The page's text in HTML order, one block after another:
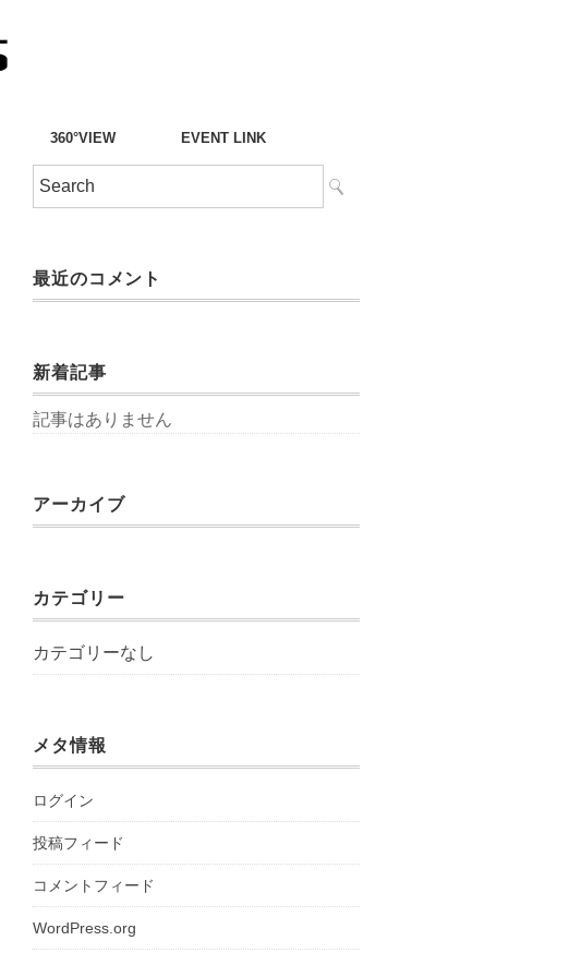
360°VIEW EVENT LINK
最近のコメント
新着記事
記事はありません
アーカイブ
カテゴリー
カテゴリーなし
メタ情報
ログイン
投稿フィード
コメントフィード
WordPress.org